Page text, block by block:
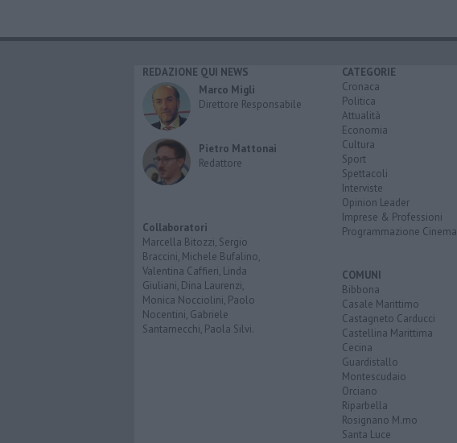
REDAZIONE QUI NEWS
Marco Migli
Direttore Responsabile
Pietro Mattonai
Redattore
Collaboratori
Marcella Bitozzi, Sergio
Braccini, Michele Bufalino,
Valentina Caffieri, Linda
Giuliani, Dina Laurenzi,
Monica Nocciolini, Paolo
Nocentini, Gabriele
Santarnecchi, Paola Silvi.
CATEGORIE
Cronaca
Politica
Attualità
Economia
Cultura
Sport
Spettacoli
Interviste
Opinion Leader
Imprese & Professioni
Programmazione Cinema
COMUNI
Bibbona
Casale Marittimo
Castagneto Carducci
Castellina Marittima
Cecina
Guardistallo
Montescudaio
Orciano
Riparbella
Rosignano M.mo
Santa Luce